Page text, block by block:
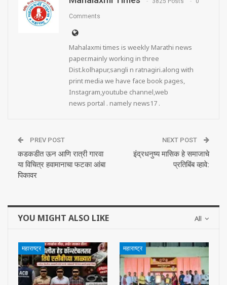
Comments
Mahalaxmi times is weekly Marathi news
paper.mainly working in three
Dist.kolhapur,sangli n ratnagiri.along with
print media we have face book pages,
Instagram,youtube channel,web
news portal . namely news17 .
PREV POST
कडकडीत ऊन आणि रात्री गारवा
या विचित्र हवामानाचा फटका आंबा
पिकावर
NEXT POST
इंद्रधनुष्य मासिक हे समाजाचे
प्रतिबिंब व्हावे:
All
YOU MIGHT ALSO LIKE
महाराष्ट्र महाराष्ट्र